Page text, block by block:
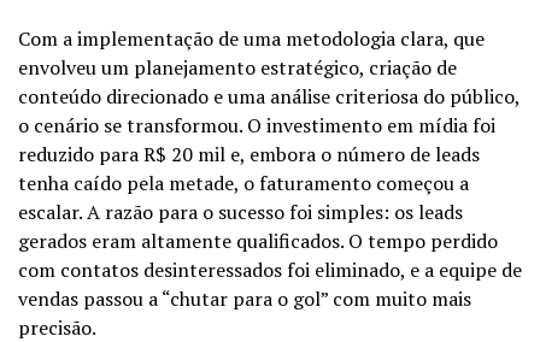
Com a implementação de uma metodologia clara, que
envolveu um planejamento estratégico, criação de
conteúdo direcionado e uma análise criteriosa do público,
o cenário se transformou. O investimento em mídia foi
reduzido para R$ 20 mil e, embora o número de leads
tenha caído pela metade, o faturamento começou a
escalar. A razão para o sucesso foi simples: os leads
gerados eram altamente qualificados. O tempo perdido
com contatos desinteressados foi eliminado, e a equipe de
vendas passou a “chutar para o gol” com muito mais
precisão.